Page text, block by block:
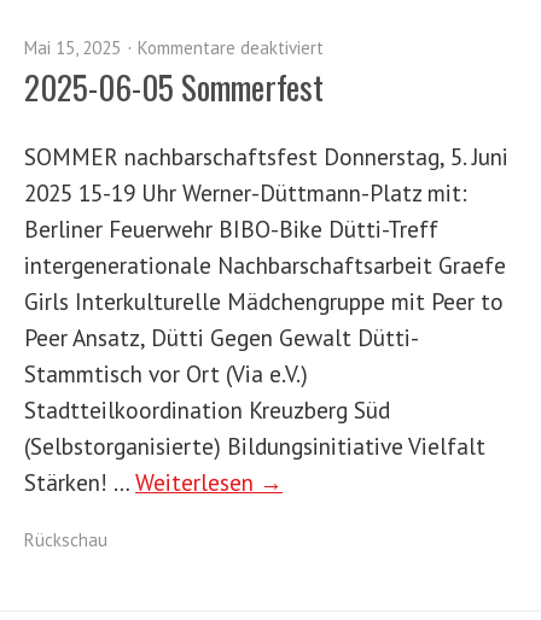
Mai 15, 2025 Kommentare deaktiviert
2025-06-05 Sommerfest
SOMMER nachbarschaftsfest Donnerstag, 5. Juni
2025 15-19 Uhr Werner-Düttmann-Platz mit:
Berliner Feuerwehr BIBO-Bike Dütti-Treff
intergenerationale Nachbarschaftsarbeit Graefe
Girls Interkulturelle Mädchengruppe mit Peer to
Peer Ansatz, Dütti Gegen Gewalt Dütti-
Stammtisch vor Ort (Via e.V.)
Stadtteilkoordination Kreuzberg Süd
(Selbstorganisierte) Bildungsinitiative Vielfalt
Stärken! … Weiterlesen →
Rückschau